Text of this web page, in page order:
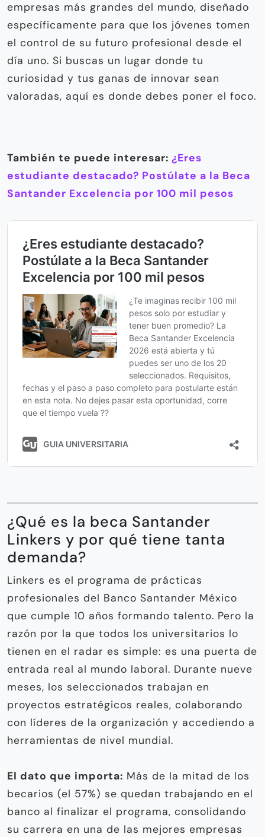
empresas más grandes del mundo, diseñado
específicamente para que los jóvenes tomen
el control de su futuro profesional desde el
día uno. Si buscas un lugar donde tu
curiosidad y tus ganas de innovar sean
valoradas, aquí es donde debes poner el foco.
También te puede interesar: ¿Eres
estudiante destacado? Postúlate a la Beca
Santander Excelencia por 100 mil pesos
¿Qué es la beca Santander
Linkers y por qué tiene tanta
demanda?
Linkers es el programa de prácticas
profesionales del Banco Santander México
que cumple 10 años formando talento. Pero la
razón por la que todos los universitarios lo
tienen en el radar es simple: es una puerta de
entrada real al mundo laboral. Durante nueve
meses, los seleccionados trabajan en
proyectos estratégicos reales, colaborando
con líderes de la organización y accediendo a
herramientas de nivel mundial.
El dato que importa: Más de la mitad de los
becarios (el 57%) se quedan trabajando en el
banco al finalizar el programa, consolidando
su carrera en una de las mejores empresas